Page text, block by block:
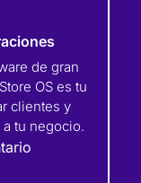
de gran
OS es tu
clientes y
tu negocio.